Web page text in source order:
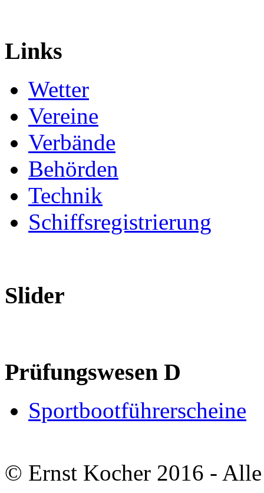
Links
Wetter
Vereine
Verbände
Behörden
Technik
Schiffsregistrierung
Slider
Prüfungswesen D
Sportbootführerscheine
© Ernst Kocher 2016 -